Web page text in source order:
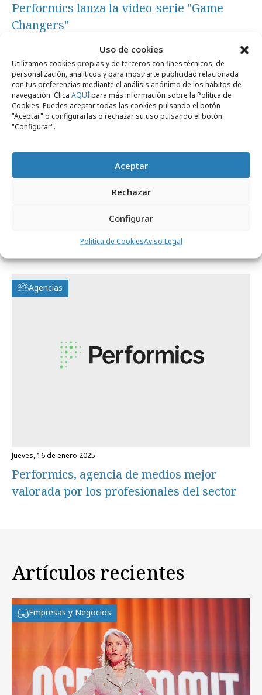
Uso de cookies
Utilizamos cookies propias y de terceros con fines técnicos, de
personalización, analíticos y para mostrarte publicidad relacionada
con tus preferencias mediante el análisis anónimo de los hábitos de
navegación. Clica AQUÍpara más información sobre la Política de
Cookies. Puedes aceptar todas las cookies pulsando el botón
"Aceptar" o configurarlas o rechazar su uso pulsando el botón
"Configurar".
Aceptar
Rechazar
Configurar
Política de CookiesAviso Legal
Performics lanza la video-serie "Game
Changers"
Profesionales
Mariel Sanfiel es la nueva Data & Tech
Solutions Lead en Performics
Agencias
jueves, 16 de enero 2025
Performics, agencia de medios mejor
valorada por los profesionales del sector
Artículos recientes
Empresas y Negocios